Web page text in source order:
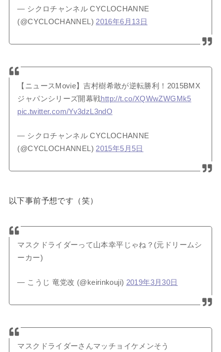
— シクロチャンネル CYCLOCHANNE
(@CYCLOCHANNEL)2016年6月13日
【ニュースMovie】吉村樹希敢が逆転勝利！2015BMX
ジャパンシリーズ開幕戦http://t.co/XQWwZWGMk5
pic.twitter.com/Yv3dzL3ndO
— シクロチャンネル CYCLOCHANNE
(@CYCLOCHANNEL)2015年5月5日
以下事前予想です（笑）
マスクドライダーって山本幸平じゃね？(元ドリームシ
ーカー)
— こうじ 竜党改 (@keirinkouji) 2019年3月30日
マスクドライダーさんマッチョイケメンそう